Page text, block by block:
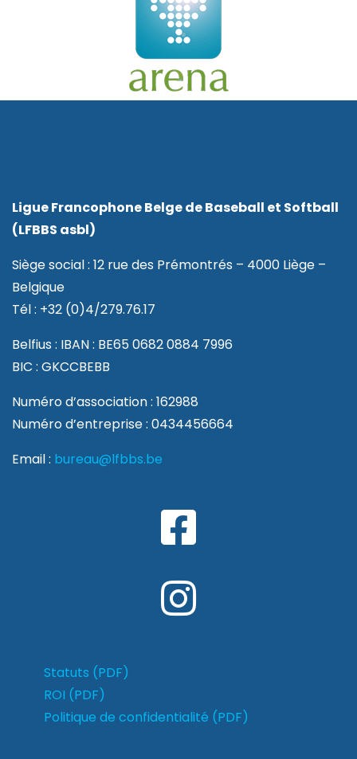
Ligue Francophone Belge de Baseball et Softball
(LFBBS asbl)
Siège social : 12 rue des Prémontrés – 4000 Liège –
Belgique
Tél : +32 (0)4/279.76.17
Belfius : IBAN : BE65 0682 0884 7996
BIC : GKCCBEBB
Numéro d’association : 162988
Numéro d’entreprise : 0434456664
Email : bureau@lfbbs.be
Statuts (PDF)
ROI (PDF)
Politique de confidentialité (PDF)